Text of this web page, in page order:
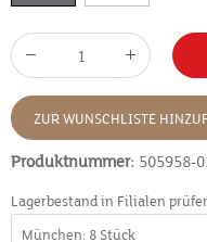
ZUR WUNSCHLISTE
Produktnummer: 505958-
Lagerbestand in Filialen